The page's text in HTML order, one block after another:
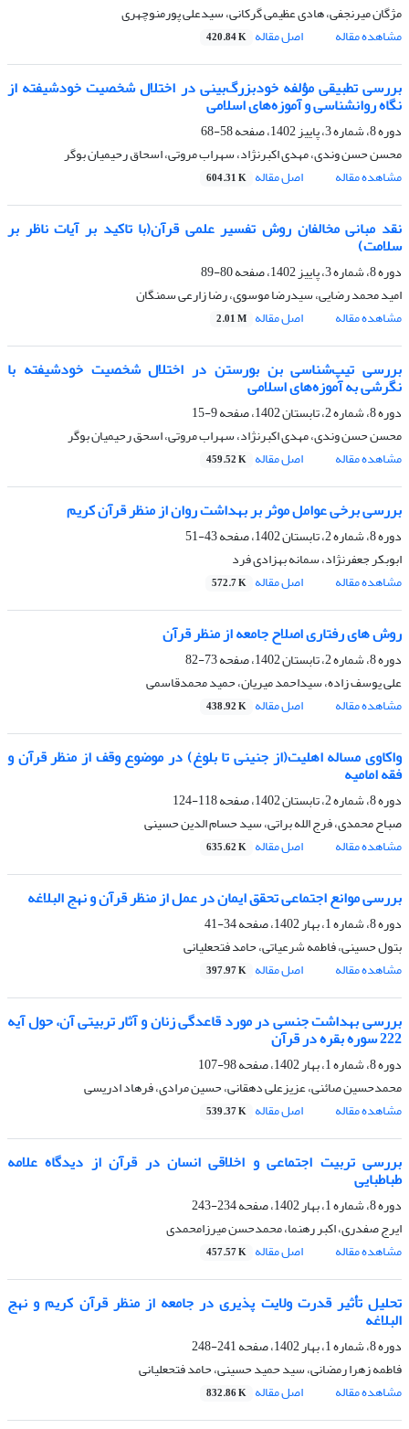
مژگان میرنجفی، هادی عظیمی گرکانی، سیدعلی پورمنوچهری
مشاهده مقاله
اصل مقاله 420.84 K
بررسی تطبیقی مؤلفه خودبزرگ‌بینی در اختلال شخصیت خودشیفته از
نگاه روانشناسی و آموزه‌های اسلامی
دوره 8، شماره 3، پاییز 1402، صفحه
58-68
محسن حسن وندی، مهدی اکبرنژاد، سهراب مروتی، اسحاق رحیمیان بوگر
مشاهده مقاله
اصل مقاله 604.31 K
نقد مبانی مخالفان روش تفسیر علمی قرآن(با تاکید بر آیات ناظر بر
سلامت)
دوره 8، شماره 3، پاییز 1402، صفحه
80-89
امید محمد رضایی، سیدرضا موسوی، رضا زارعی سمنگان
مشاهده مقاله
اصل مقاله 2.01 M
بررسی تیپ‌شناسی بن بورستن در اختلال شخصیت خودشیفته با
نگرشی به آموزه‌های اسلامی
دوره 8، شماره 2، تابستان 1402، صفحه
9-15
محسن حسن وندی، مهدی اکبرنژاد، سهراب مروتی، اسحق رحیمیان بوگر
مشاهده مقاله
اصل مقاله 459.52 K
بررسی برخی عوامل موثر بر بهداشت روان از منظر قرآن کریم
دوره 8، شماره 2، تابستان 1402، صفحه
43-51
ابوبکر جعفرنژاد، سمانه بهزادی فرد
مشاهده مقاله
اصل مقاله 572.7 K
روش های رفتاری اصلاح جامعه از منظر قرآن
دوره 8، شماره 2، تابستان 1402، صفحه
73-82
علی یوسف زاده، سیداحمد میریان، حمید محمدقاسمی
مشاهده مقاله
اصل مقاله 438.92 K
واکاوی مساله اهلیت(از جنینی تا بلوغ) در موضوع وقف از منظر قرآن و
فقه امامیه
دوره 8، شماره 2، تابستان 1402، صفحه
118-124
صباح محمدی، فرج الله براتی، سید حسام الدین حسینی
مشاهده مقاله
اصل مقاله 635.62 K
بررسی موانع اجتماعی تحقق ایمان در عمل از منظر قرآن و نهج البلاغه
دوره 8، شماره 1، بهار 1402، صفحه
34-41
بتول حسینی، فاطمه شرعیاتی، حامد فتحعلیانی
مشاهده مقاله
اصل مقاله 397.97 K
بررسی بهداشت جنسی در مورد قاعدگی زنان و آثار تربیتی آن، حول آیه
222 سوره بقره در قرآن
دوره 8، شماره 1، بهار 1402، صفحه
98-107
محمدحسین صائنی، عزیزعلی دهقانی، حسین مرادی، فرهاد ادریسی
مشاهده مقاله
اصل مقاله 539.37 K
بررسی تربیت اجتماعی و اخلاقی انسان در قرآن از دیدگاه علامه
طباطبایی
دوره 8، شماره 1، بهار 1402، صفحه
234-243
ایرج صفدری، اکبر رهنما، محمدحسن میرزامحمدی
مشاهده مقاله
اصل مقاله 457.57 K
تحلیل تأثیر قدرت ولایت پذیری در جامعه از منظر قرآن کریم و نهج
البلاغه
دوره 8، شماره 1، بهار 1402، صفحه
241-248
فاطمه زهرا رمضانی، سید حمید حسینی، حامد فتحعلیانی
مشاهده مقاله
اصل مقاله 832.86 K